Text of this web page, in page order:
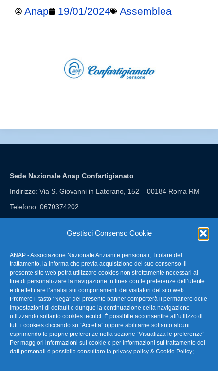
Gestisci Consenso Cookie
ANAP - Associazione Nazionale Anziani e pensionati, Titolare del
trattamento, la informa che previa acquisizione del suo consenso, il
presente sito web potrà utilizzare cookies non strettamente necessari al
fine di personalizzare la navigazione in linea con le preferenze dell’utente
e di effettuare l’analisi sui comportamenti dei visitatori del sito web.
Premere il tasto “Nega” del presente banner comporterà il permanere delle
impostazioni di default e dunque la continuazione della navigazione
utilizzando soltanto cookies tecnici. È possibile acconsentire all’utilizzo di
tutti i cookies cliccando su “Accetta” oppure abilitarne soltanto alcuni
esprimendo le proprie preferenze nella sezione “Visualizza le preferenze”
Per maggiori informazioni sui cookie e per informazioni sul trattamento dei
dati personali è possibile consultare la privacy policy & Cookie Policy;
Anap 19/01/2024 Assemblea
Sede Nazionale Anap Confartigianato:
Indirizzo: Via S. Giovanni in Laterano, 152 – 00184 Roma RM
Telefono: 0670374202
FAQ – Domande Frequenti
La nostra Newsletter
Link Utili
TG Confartigianato
Privacy & Cookie Policy